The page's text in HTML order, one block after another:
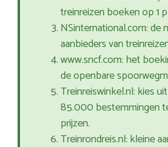
treinreizen boeken op 1
NSinternational.com: de
aanbieders van
www.sncf.com: het
de openbare
Treinreiswinkel.nl: kies
85.000 bestemmingen
prijzen.
Treinrondreis.nl: kleine